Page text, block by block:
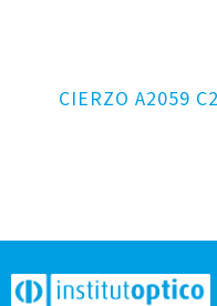
CIERZO A2059